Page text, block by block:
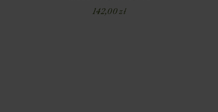
142,00zł